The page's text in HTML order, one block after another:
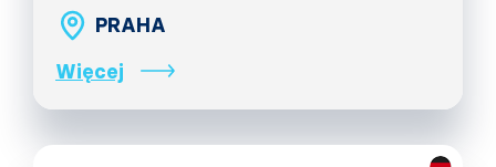
PRAHA
Więcej